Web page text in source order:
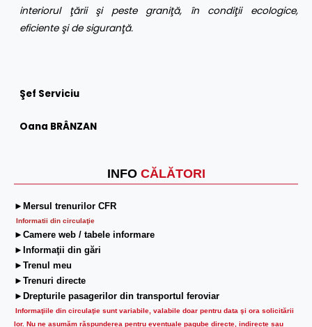
INFO CĂLĂTORI
►Mersul trenurilor CFR
Informatii din circulaţie
►Camere web / tabele informare
►Informaţii din gări
►Trenul meu
►Trenuri directe
►Drepturile pasagerilor din transportul feroviar
Informaţiile din circulaţie sunt variabile, valabile doar pentru data şi ora solicitării
lor. Nu ne asumăm răspunderea pentru eventuale pagube directe, indirecte sau
interiorul ţării şi peste graniţă, în condiţii ecologice,
eficiente şi de siguranţă.
Şef Serviciu
Oana BRÂNZAN